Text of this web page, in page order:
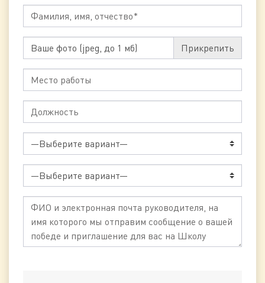
Ваше фото (jpeg, до 1 мб)